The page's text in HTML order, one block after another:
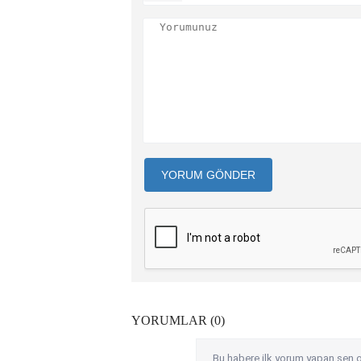
YORUM GÖNDER
YORUMLAR (0)
Bu habere ilk yorum yapan sen